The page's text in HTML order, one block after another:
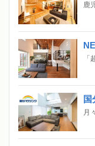
鹿
国
月